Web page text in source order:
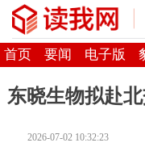
首页 要闻 电子版
东晓生物拟赴
2026-07-02 10:32:23